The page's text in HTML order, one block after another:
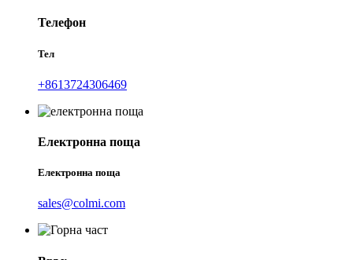
Телефон
Тел
+8613724306469
Електронна поща
Електронна поща
sales@colmi.com